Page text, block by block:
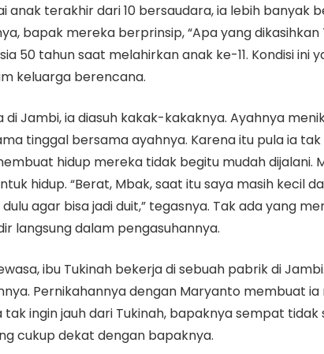
anak terakhir dari 10 bersaudara, ia lebih
bapak mereka berprinsip, “Apa yang
50 tahun saat melahirkan anak ke-11. Kondisi
keluarga berencana.
di Jambi, ia diasuh kakak-kakaknya. Ayahnya
tinggal bersama ayahnya. Karena itu pula ia
hidup mereka tidak begitu mudah dijalani.
hidup. “Berat, Mbak, saat itu saya masih kecil
agar bisa jadi duit,” tegasnya. Tak ada yang
langsung dalam pengasuhannya.
ibu Tukinah bekerja di sebuah pabrik di
Pernikahannya dengan Maryanto membuat
tak ingin jauh dari Tukinah, bapaknya sempat
cukup dekat dengan bapaknya.